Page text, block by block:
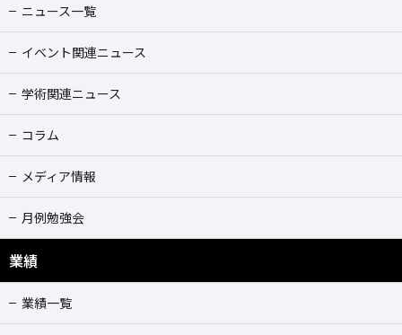
ニュース一覧
イベント関連ニュース
学術関連ニュース
コラム
メディア情報
月例勉強会
業績
業績一覧